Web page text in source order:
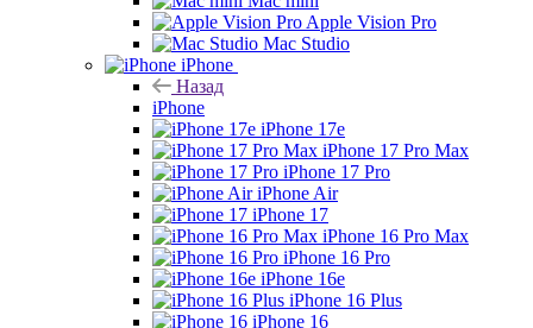
Apple Vision Pro
Mac Studio
iPhone
Назад
iPhone
iPhone 17e
iPhone 17 Pro Max
iPhone 17 Pro
iPhone Air
iPhone 17
iPhone 16 Pro Max
iPhone 16 Pro
iPhone 16e
iPhone 16 Plus
iPhone 16